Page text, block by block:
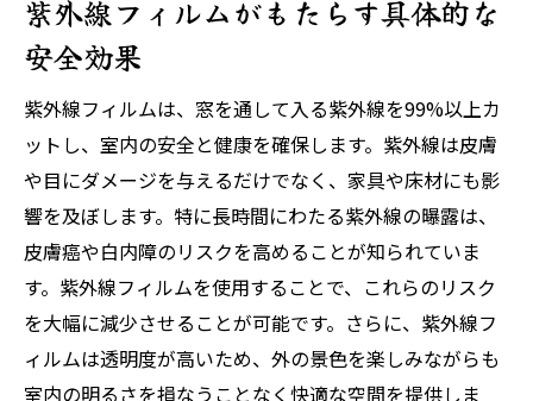
紫外線フィルムで健康リスクを低減する方
法
家族の安全を守るフィルムの特徴
紫外線による健康リスクとフィルムの防御
力
フィルムで守る敏感肌のこどもと高齢者
紫外線フィルムの健康への貢献度
窓から侵入する紫外線をカットするフィルムの
効果
窓ガラスを通す紫外線の影響と対策
紫外線フィルムがもたらす具体的な
安全効果
紫外線フィルムは、窓を通して入る紫外線を99%以上カ
ットし、室内の安全と健康を確保します。紫外線は皮膚
や目にダメージを与えるだけでなく、家具や床材にも影
響を及ぼします。特に長時間にわたる紫外線の曝露は、
皮膚癌や白内障のリスクを高めることが知られていま
す。紫外線フィルムを使用することで、これらのリスク
を大幅に減少させることが可能です。さらに、紫外線フ
ィルムは透明度が高いため、外の景色を楽しみながらも
室内の明るさを損なうことなく快適な空間を提供しま